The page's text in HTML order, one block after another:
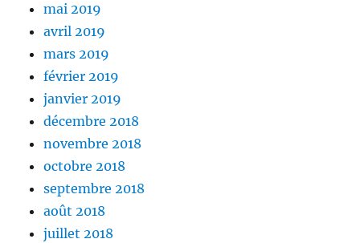
mai 2019
avril 2019
mars 2019
février 2019
janvier 2019
décembre 2018
novembre 2018
octobre 2018
septembre 2018
août 2018
juillet 2018